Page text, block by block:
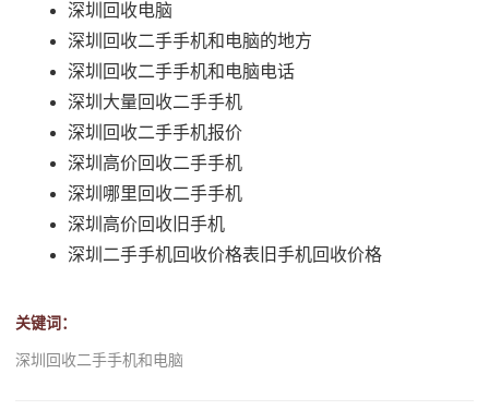
深圳回收电脑
深圳回收二手手机和电脑的地方
深圳回收二手手机和电脑电话
深圳大量回收二手手机
深圳回收二手手机报价
深圳高价回收二手手机
深圳哪里回收二手手机
深圳高价回收旧手机
深圳二手手机回收价格表旧手机回收价格
关键词：
深圳回收二手手机和电脑